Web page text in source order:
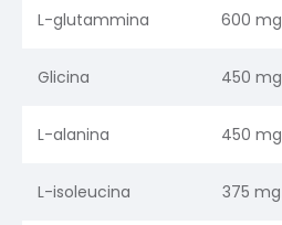
L-glutammina 600 mg
Glicina 450 mg
L-alanina 450 mg
L-isoleucina 375 mg